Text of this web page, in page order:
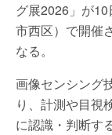
グ展2026」が
市西区）で開催
なる。
画像センシング
り、計測や目視
に認識・判断す